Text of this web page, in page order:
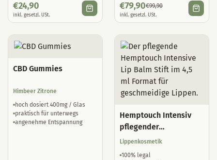
€24,90
inkl. gesetzl. USt.
€79,90€99,90
inkl. gesetzl. USt.
CBD Gummies
Himbeer Zitrone
hoch dosiert 400mg / Glas
praktisch für unterwegs
angenehme Entspannung
Hemptouch Intensiv
pflegender
Lippenbalsam
Lippenkosmetik
100% legal